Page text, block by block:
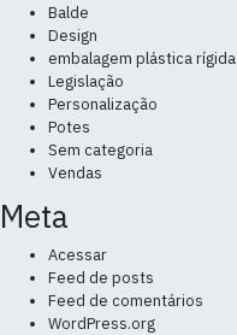
Balde
Design
embalagem plástica rígida
Legislação
Personalização
Potes
Sem categoria
Vendas
Meta
Acessar
Feed de posts
Feed de comentários
WordPress.org